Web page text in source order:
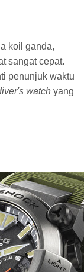
koil ganda,
sangat cepat.
penunjuk waktu
watch yang